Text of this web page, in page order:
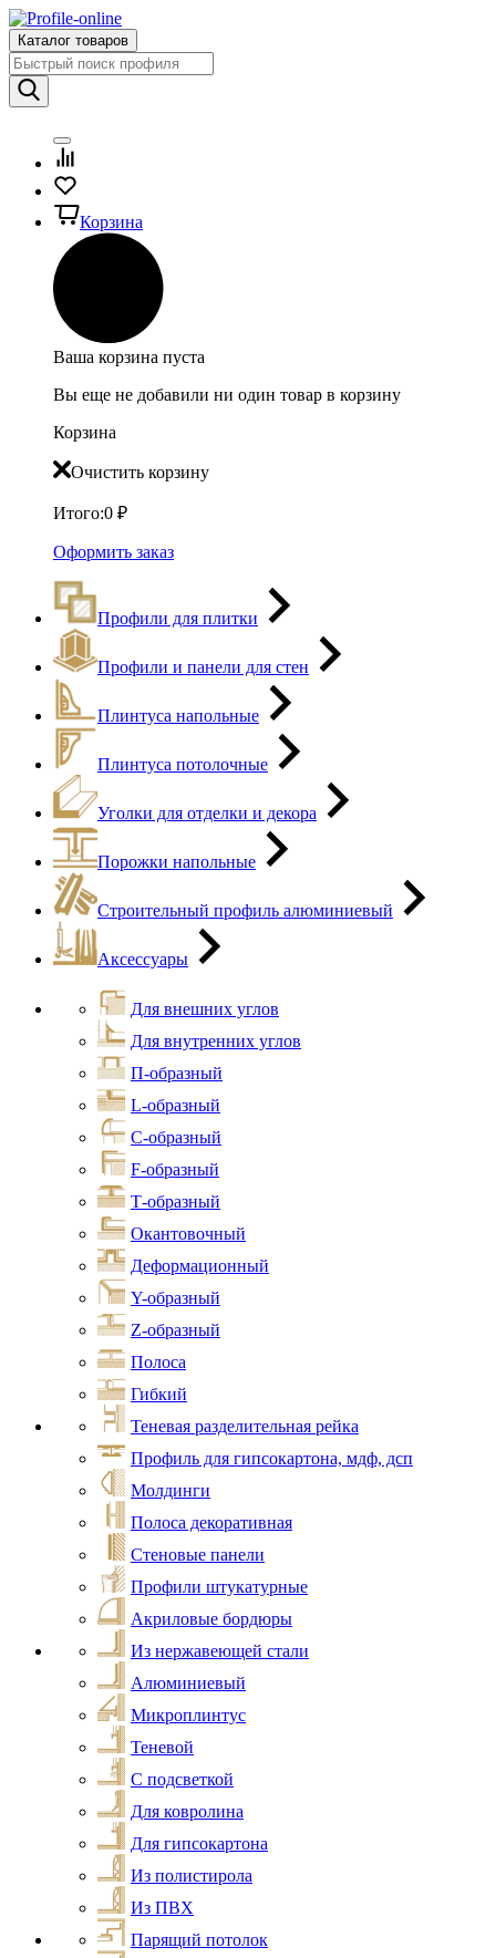
Каталог товаров
Корзина
Ваша корзина пуста
Вы еще не добавили ни один товар в корзину
Корзина
Очистить корзину
Итого:0 ₽
Оформить заказ
Профили для плитки
Профили и панели для стен
Плинтуса напольные
Плинтуса потолочные
Уголки для отделки и декора
Порожки напольные
Строительный профиль алюминиевый
Аксессуары
Для внешних углов
Для внутренних углов
П-образный
L-образный
С-образный
F-образный
Т-образный
Окантовочный
Деформационный
Y-образный
Z-образный
Полоса
Гибкий
Теневая разделительная рейка
Профиль для гипсокартона, мдф, дсп
Молдинги
Полоса декоративная
Стеновые панели
Профили штукатурные
Акриловые бордюры
Из нержавеющей стали
Алюминиевый
Микроплинтус
Теневой
С подсветкой
Для ковролина
Для гипсокартона
Из полистирола
Из ПВХ
Парящий потолок